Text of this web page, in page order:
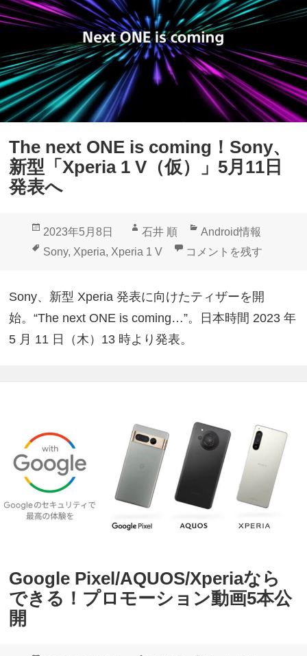
The next ONE is coming！Sony、
新型「Xperia 1 V（仮）」5月11日
発表へ
投
稿
2023年5月8日
作
成
石井 順
カ
テ
Android情報
タ
Sony, Xperia, Xperia 1 V The next ONE is
コメントを残す
Sony、新型 Xperia 発表に向けたティザーを開
始。“The next ONE is coming…​”。日本時間 2023 年
5 月 11 日（木）13 時より発表。
Google Pixel/AQUOS/Xperiaなら
できる！プロモーション動画5本公
開